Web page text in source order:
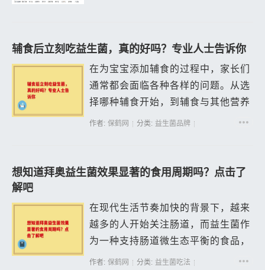
品的配方表...
辅食后立刻吃益生菌，真的好吗？专业人士告诉你
在为宝宝添加辅食的过程中，家长们
通常都会面临各种各样的问题。从选
择哪种辅食开始，到辅食与其他营养
品的搭配，都是值得探讨的话题。其
注。今天...
作者: 保鹤网 分类: 益生菌品牌
想知道拜奥益生菌效果显著的食用周期吗？点击了
解吧
在现代生活节奏加快的背景下，越来
越多的人开始关注肠道，而益生菌作
为一种支持肠道微生态平衡的食品，
日益受到大家的青睐。特别是拜奥益
作者: 保鹤网 分类: 益生菌吃法